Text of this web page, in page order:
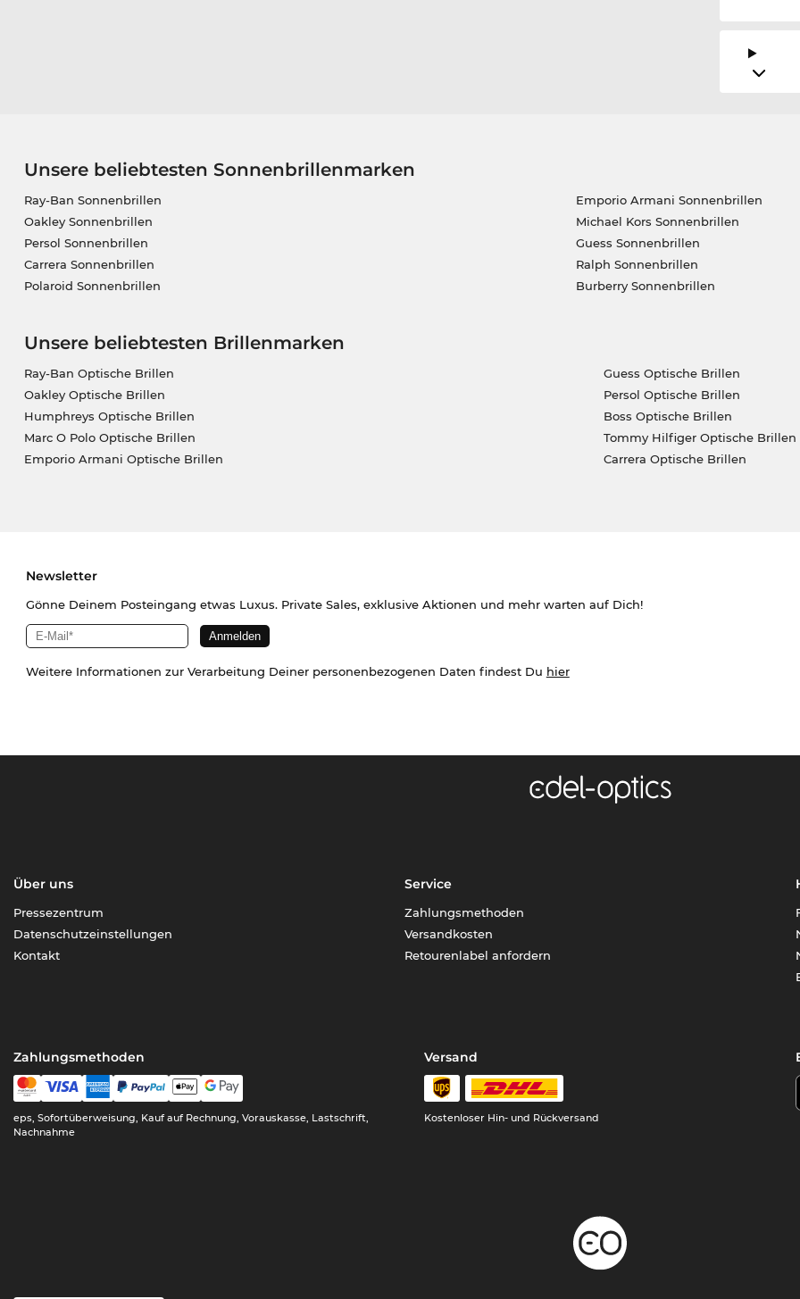
Unsere beliebtesten Sonnenbrillenmarken
Ray-Ban Sonnenbrillen
Oakley Sonnenbrillen
Persol Sonnenbrillen
Carrera Sonnenbrillen
Polaroid Sonnenbrillen
Emporio Armani Sonnenbrillen
Michael Kors Sonnenbrillen
Guess Sonnenbrillen
Ralph Sonnenbrillen
Burberry Sonnenbrillen
Unsere beliebtesten Brillenmarken
Ray-Ban Optische Brillen
Oakley Optische Brillen
Humphreys Optische Brillen
Marc O Polo Optische Brillen
Emporio Armani Optische Brillen
Guess Optische Brillen
Persol Optische Brillen
Boss Optische Brillen
Tommy Hilfiger Optische Brillen
Carrera Optische Brillen
Newsletter
Gönne Deinem Posteingang etwas Luxus. Private Sales, exklusive Aktionen und mehr warten auf Dich!
Weitere Informationen zur Verarbeitung Deiner personenbezogenen Daten findest Du hier
Über uns
Pressezentrum
Datenschutzeinstellungen
Kontakt
Service
Zahlungsmethoden
Versandkosten
Retourenlabel anfordern
Zahlungsmethoden
eps, Sofortüberweisung, Kauf auf Rechnung, Vorauskasse, Lastschrift,
Nachnahme
Versand
Kostenloser Hin- und Rückversand